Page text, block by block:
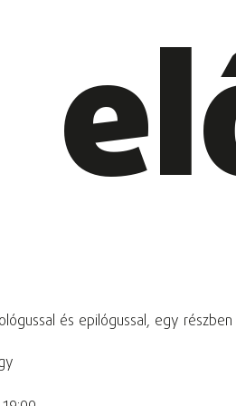
és epilógussal, egy részben